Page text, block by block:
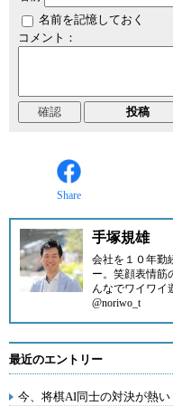
名前を記憶しておく
コメント：
Share
手塚規雄
会社を１０年勤
ー。笑顔表情筋
んなでワイワイ
@noriwo_t
最近のエントリー
今、将棋AI同士の対決が熱い